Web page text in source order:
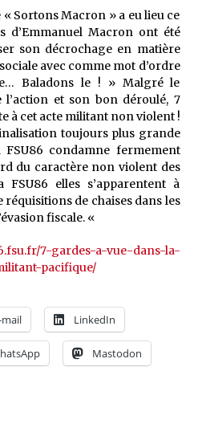
Sortons Macron » a eu lieu ce
d’Emmanuel Macron ont été
son décrochage en matière
avec comme mot d’ordre
Baladons le ! » Malgré le
et son bon déroulé, 7
à cet acte militant non violent !
toujours plus grande
condamne fermement
du caractère non violent des
FSU86 elles s’apparentent à
réquisitions de chaises dans les
fiscale. «
7-gardes-a-vue-dans-la-
pacifique/
mail LinkedIn
Mastodon